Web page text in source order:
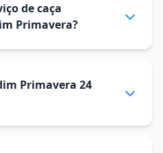
de caça
Primavera?
Primavera 24